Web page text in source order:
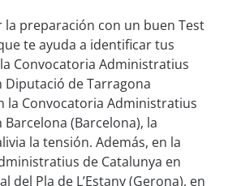
la preparación con un buen Test
te ayuda a identificar tus
Convocatoria Administratius
Diputació de Tarragona
la Convocatoria Administratius
Barcelona (Barcelona), la
la tensión. Además, en la
de Catalunya en
del Pla de L’Estany (Gerona), en